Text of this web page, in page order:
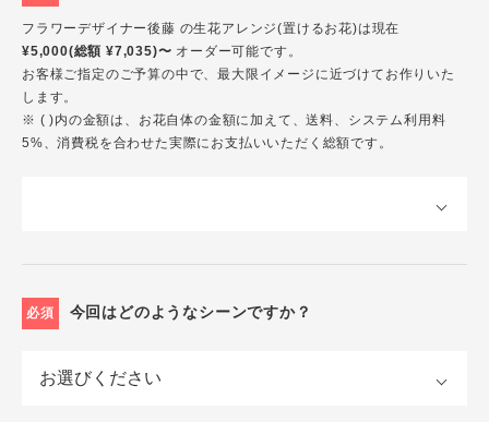
フラワーデザイナー後藤 の生花アレンジ(置けるお花)は現在
¥5,000(総額 ¥7,035)〜 オーダー可能です。
お客様ご指定のご予算の中で、最大限イメージに近づけてお作りいた
します。
※ ( )内の金額は、お花自体の金額に加えて、送料、システム利用料
5%、消費税を合わせた実際にお支払いいただく総額です。
必須 今回はどのようなシーンですか？